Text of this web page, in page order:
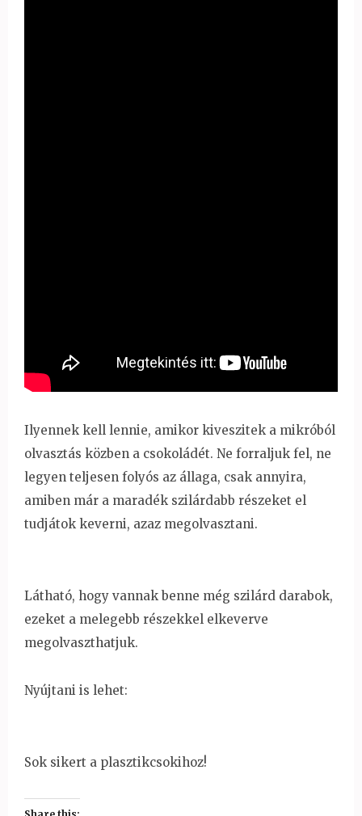
Ilyennek kell lennie, amikor kiveszitek a mikróból
olvasztás közben a csokoládét. Ne forraljuk fel, ne
legyen teljesen folyós az állaga, csak annyira,
amiben már a maradék szilárdabb részeket el
tudjátok keverni, azaz megolvasztani.
Látható, hogy vannak benne még szilárd darabok,
ezeket a melegebb részekkel elkeverve
megolvaszthatjuk.
Nyújtani is lehet:
Sok sikert a plasztikcsokihoz!
Share this: